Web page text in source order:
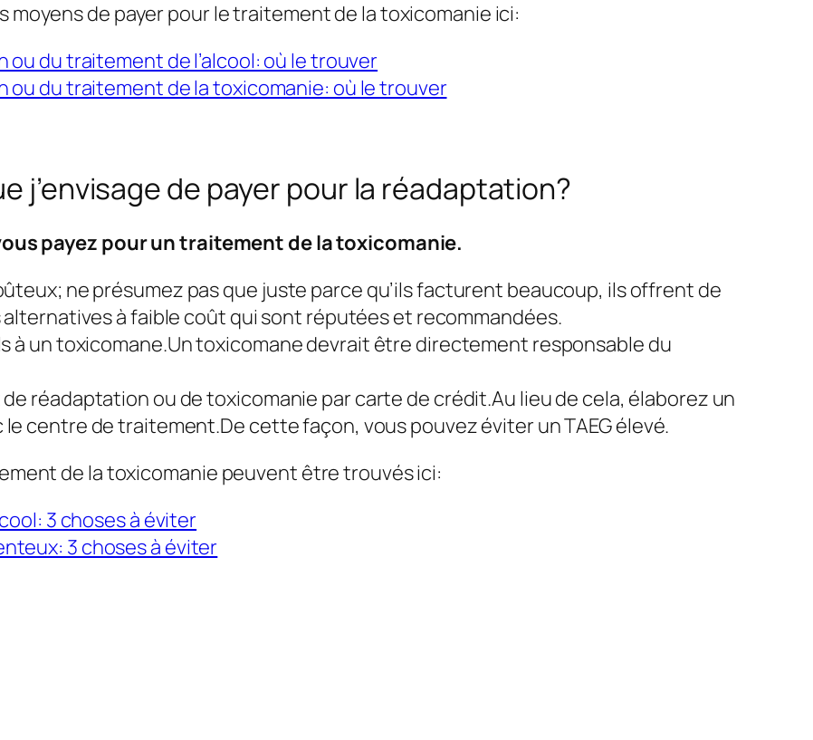
moyens de payer pour le traitement de la toxicomanie ici:
du traitement de l’alcool: où le trouver
ou du traitement de la toxicomanie: où le trouver
j’envisage de payer pour la réadaptation?
payez pour un traitement de la toxicomanie.
ne présumez pas que juste parce qu’ils facturent beaucoup, ils offrent de
à faible coût qui sont réputées et recommandées.
à un toxicomane.Un toxicomane devrait être directement responsable du
réadaptation ou de toxicomanie par carte de crédit.Au lieu de cela, élaborez un
centre de traitement.De cette façon, vous pouvez éviter un TAEG élevé.
de la toxicomanie peuvent être trouvés ici:
3 choses à éviter
3 choses à éviter